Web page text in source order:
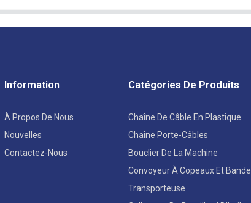
Information
À Propos De Nous
Nouvelles
Contactez-Nous
Catégories De Produits
Chaîne De Câble En Plastique
Chaîne Porte-Câbles
Bouclier De La Machine
Convoyeur À Copeaux Et Bande
Transporteuse